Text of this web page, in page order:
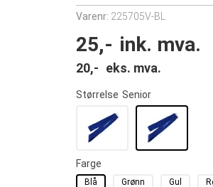
Varenr: 225705V-BL
25,- ink. mva.
20,- eks. mva.
Størrelse Senior
Farge
Blå Grønn Gul